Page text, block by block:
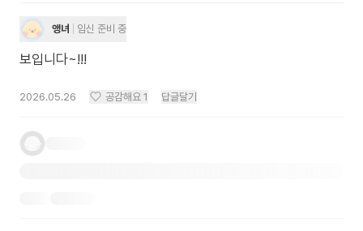
앵녀 임신 준비 중
보입니다~!!!
2026.05.26 공감해요 1 답글달기